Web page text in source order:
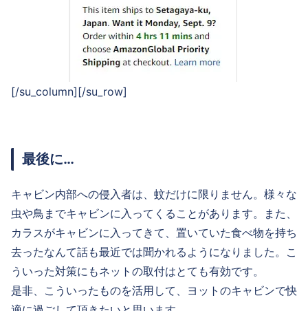
[/su_column][/su_row]
最後に…
キャビン内部への侵入者は、蚊だけに限りません。様々な
虫や鳥までキャビンに入ってくることがあります。また、
カラスがキャビンに入ってきて、置いていた食べ物を持ち
去ったなんて話も最近では聞かれるようになりました。こ
ういった対策にもネットの取付はとても有効です。
是非、こういったものを活用して、ヨットのキャビンで快